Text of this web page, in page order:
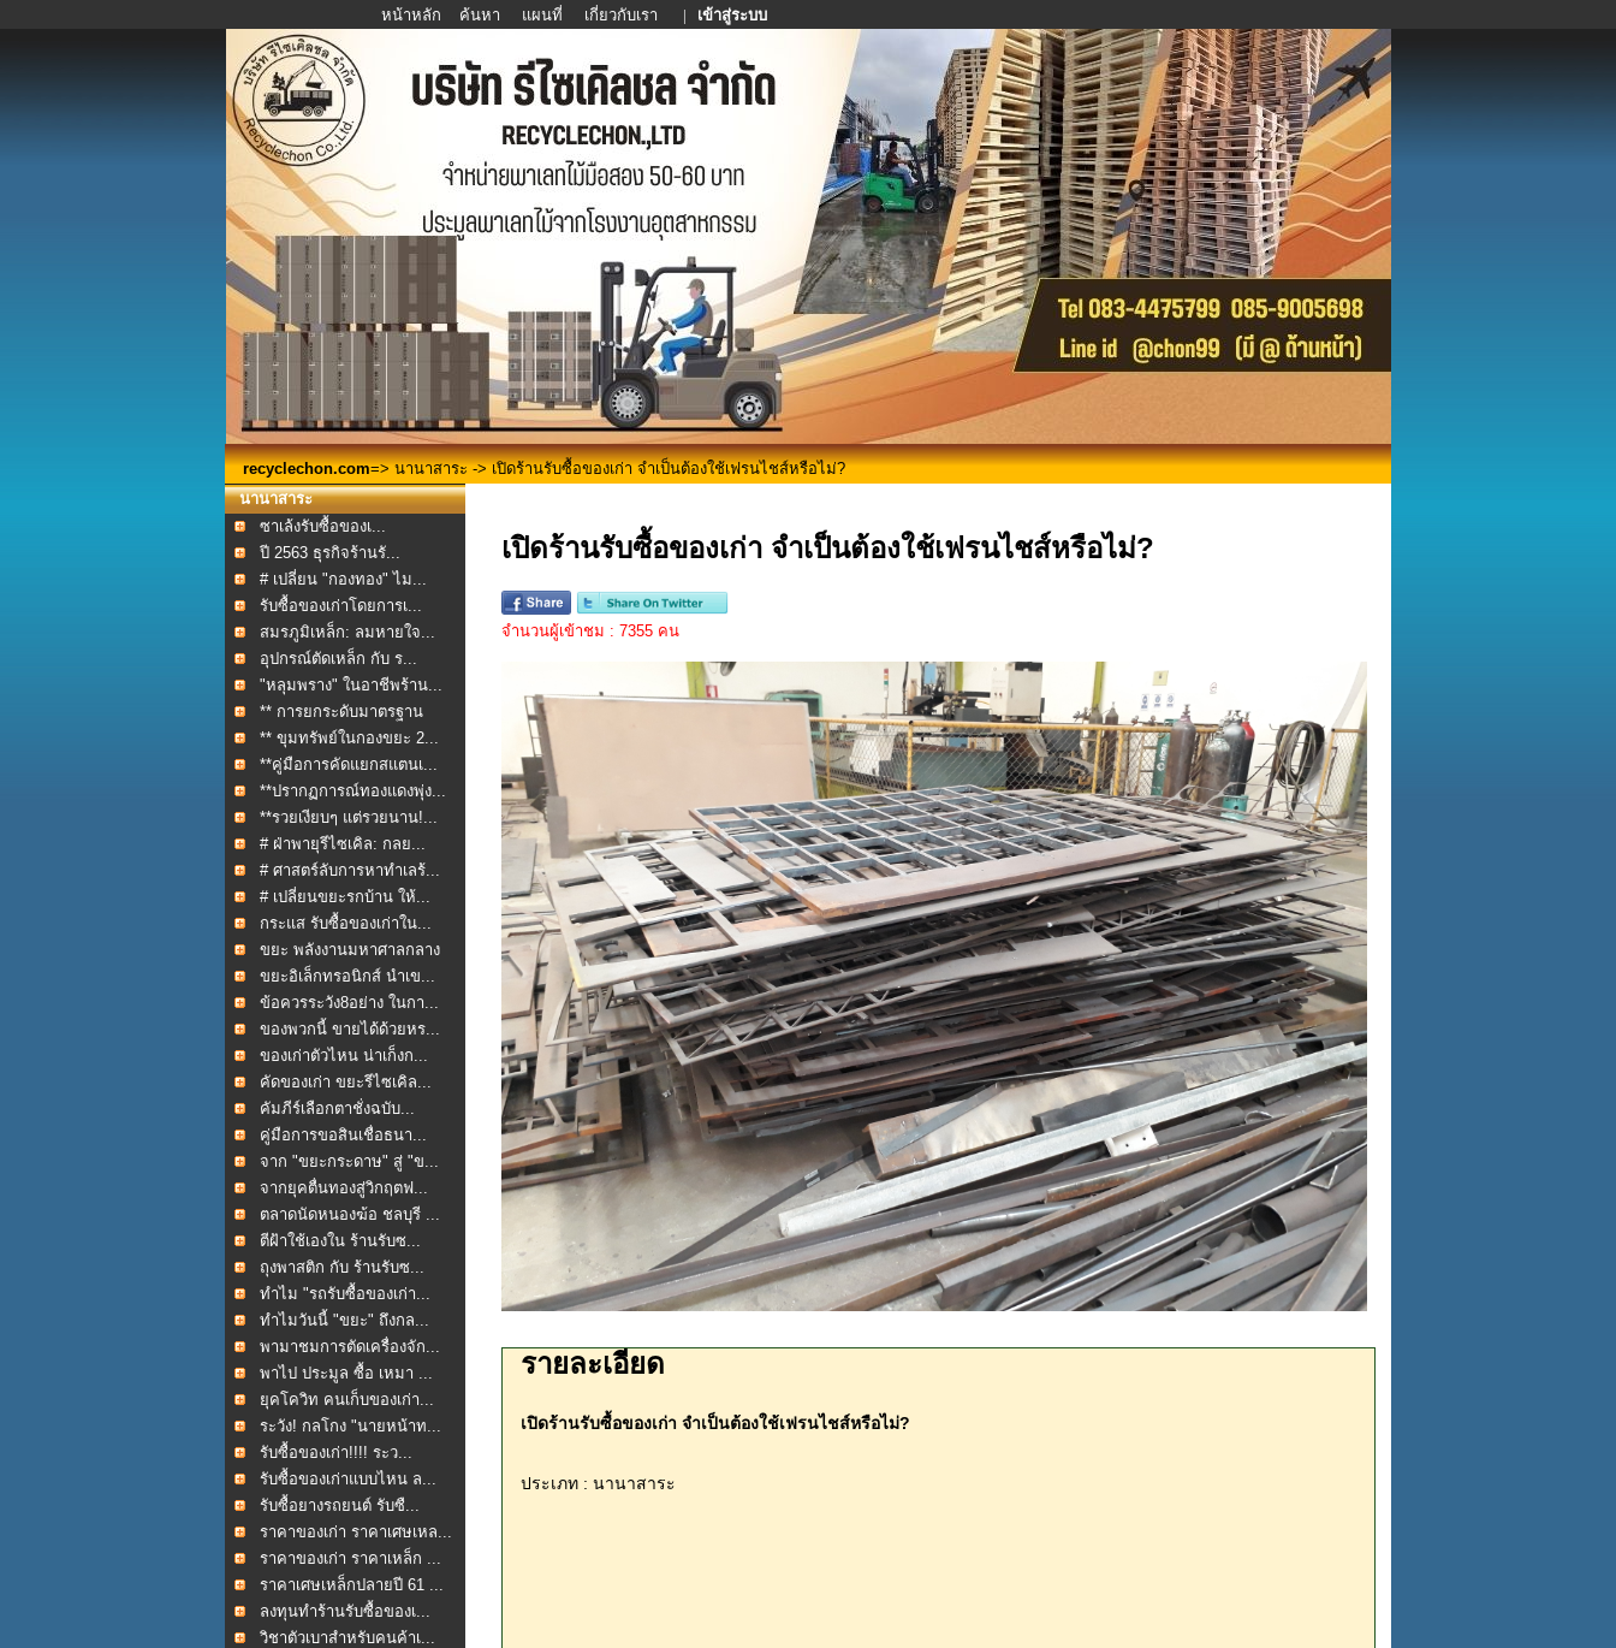
หน้าหลัก ค้นหา แผนที่ เกี่ยวกับเรา | เข้าสู่ระบบ
recyclechon.com=> นานาสาระ -> เปิดร้านรับซื้อของเก่า จำเป็นต้องใช้เฟรนไชส์หรือไม่?
นานาสาระ
ซาเล้งรับซื้อของเ...
ปี 2563 ธุรกิจร้านรั...
# เปลี่ยน "กองทอง" ไม...
รับซื้อของเก่าโดยการเ...
สมรภูมิเหล็ก: ลมหายใจ...
อุปกรณ์ตัดเหล็ก กับ ร...
"หลุมพราง" ในอาชีพร้าน...
** การยกระดับมาตรฐาน
กา...
** ขุมทรัพย์ในกองขยะ 2...
**คู่มือการคัดแยกสแตนเ...
**ปรากฏการณ์ทองแดงพุ่ง...
**รวยเงียบๆ แต่รวยนาน!...
# ฝ่าพายุรีไซเคิล: กลย...
# ศาสตร์ลับการหาทำเลร้...
# เปลี่ยนขยะรกบ้าน ให้...
กระแส รับซื้อของเก่าใน...
ขยะ พลังงานมหาศาลกลาง
ใ...
ขยะอิเล็กทรอนิกส์ นำเข...
ข้อควรระวัง8อย่าง ในกา...
ของพวกนี้ ขายได้ด้วยหร...
ของเก่าตัวไหน น่าเก็งก...
คัดของเก่า ขยะรีไซเคิล...
คัมภีร์เลือกตาชั่งฉบับ...
คู่มือการขอสินเชื่อธนา...
จาก "ขยะกระดาษ" สู่ "ข...
จากยุคตื่นทองสู่วิกฤตฟ...
ตลาดนัดหนองฆ้อ ชลบุรี ...
ตีฝ้าใช้เองใน ร้านรับซ...
ถุงพาสติก กับ ร้านรับซ...
ทำไม "รถรับซื้อของเก่า...
ทำไมวันนี้ "ขยะ" ถึงกล...
พามาชมการตัดเครื่องจัก...
พาไป ประมูล ซื้อ เหมา ...
ยุคโควิท คนเก็บของเก่า...
ระวัง! กลโกง "นายหน้าท...
รับซื้อของเก่า!!!! ระว...
รับซื้อของเก่าแบบไหน ล...
รับซื้อยางรถยนต์ รับซื...
ราคาของเก่า ราคาเศษเหล...
ราคาของเก่า ราคาเหล็ก ...
ราคาเศษเหล็กปลายปี 61 ...
ลงทุนทำร้านรับซื้อของเ...
วิชาตัวเบาสำหรับคนค้าเ...
เปิดร้านรับซื้อของเก่า จำเป็นต้องใช้เฟรนไชส์หรือไม่?
จำนวนผู้เข้าชม : 7355 คน
รายละเอียด
เปิดร้านรับซื้อของเก่า จำเป็นต้องใช้เฟรนไชส์หรือไม่?
ประเภท : นานาสาระ